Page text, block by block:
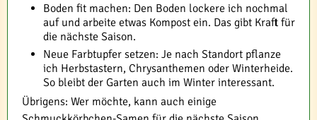
Boden fit machen: Den Boden lockere ich nochmal
auf und arbeite etwas Kompost ein. Das gibt Kraft für
die nächste Saison.
Neue Farbtupfer setzen: Je nach Standort pflanze
ich Herbstastern, Chrysanthemen oder Winterheide.
So bleibt der Garten auch im Winter interessant.
Übrigens: Wer möchte, kann auch einige